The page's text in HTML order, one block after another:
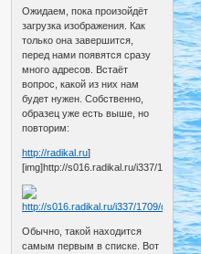
Ожидаем, пока произойдёт
загрузка изображения. Как
только она завершится,
перед нами появятся сразу
много адресов. Встаёт
вопрос, какой из них нам
будет нужен. Собственно,
образец уже есть выше, но
повторим:
http://radikal.ru]
[img]http://s016.radikal.ru/i337/1709/d5/
Обычно, такой находится
самым первым в списке. Вот